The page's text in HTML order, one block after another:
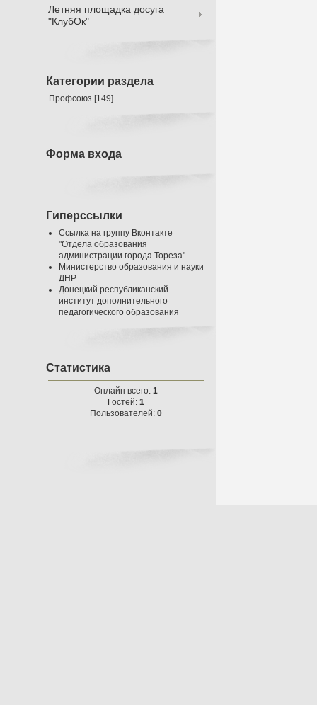
Летняя площадка досуга
"КлубОк"
Категории раздела
Профсоюз [149]
Форма входа
Гиперссылки
Ссылка на группу Вконтакте
"Отдела образования
администрации города Тореза"
Министерство образования и науки
ДНР
Донецкий республиканский
институт дополнительного
педагогического образования
Статистика
Онлайн всего: 1
Гостей: 1
Пользователей: 0